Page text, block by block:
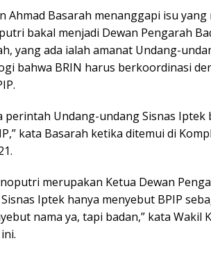
Ahmad Basarah menanggapi isu
bakal menjadi Dewan Pengarah
yang ada ialah amanat Undang-
bahwa BRIN harus berkoordinasi
perintah Undang-undang Sisnas Iptek
kata Basarah ketika ditemui di
merupakan Ketua Dewan
Iptek hanya menyebut BPIP
nama ya, tapi badan,” kata Wakil